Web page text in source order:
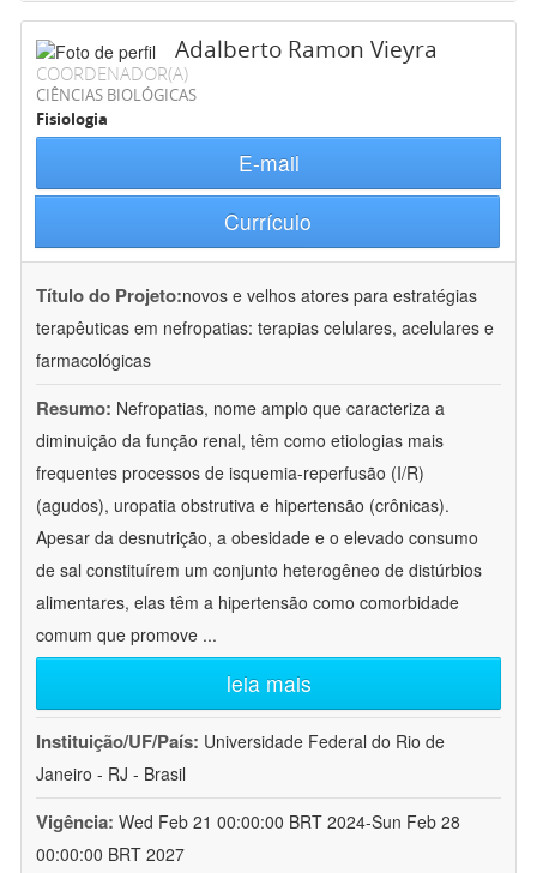
Adalberto Ramon Vieyra
COORDENADOR(A)
CIÊNCIAS BIOLÓGICAS
Fisiologia
E-mail
Currículo
Título do Projeto:novos e velhos atores para estratégias
terapêuticas em nefropatias: terapias celulares, acelulares e
farmacológicas
Resumo: Nefropatias, nome amplo que caracteriza a
diminuição da função renal, têm como etiologias mais
frequentes processos de isquemia-reperfusão (I/R)
(agudos), uropatia obstrutiva e hipertensão (crônicas).
Apesar da desnutrição, a obesidade e o elevado consumo
de sal constituírem um conjunto heterogêneo de distúrbios
alimentares, elas têm a hipertensão como comorbidade
comum que promove ...
leia mais
Instituição/UF/País: Universidade Federal do Rio de
Janeiro - RJ - Brasil
Vigência: Wed Feb 21 00:00:00 BRT 2024-Sun Feb 28
00:00:00 BRT 2027